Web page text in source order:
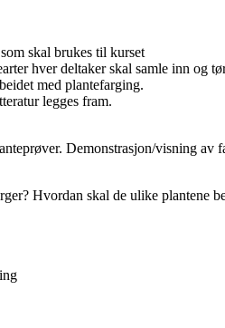
skal brukes til kurset
hver deltaker skal samle inn og
med plantefarging.
legges fram.
Demonstrasjon/visning
Hvordan skal de ulike plantene